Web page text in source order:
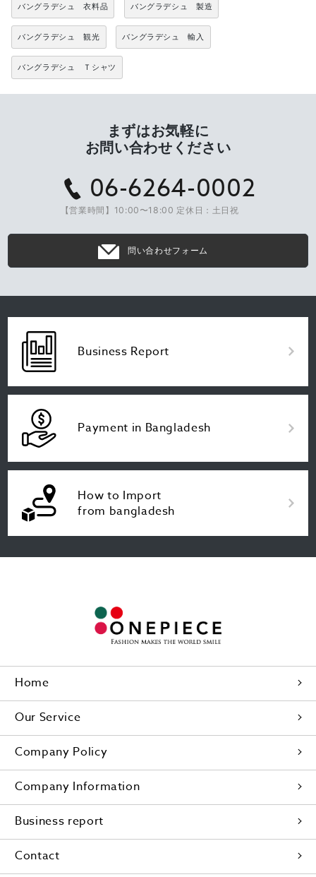
バングラデシュ 衣料品 バングラデシュ 製造
バングラデシュ 観光 バングラデシュ 輸入
バングラデシュ Ｔシャツ
まずはお気軽に
お問い合わせください
06-6264-0002
【営業時間】10:00〜18:00 定休日：土日祝
問い合わせフォーム
Business Report
Payment in Bangladesh
How to Import
from bangladesh
Home
Our Service
Company Policy
Company Information
Business report
Contact